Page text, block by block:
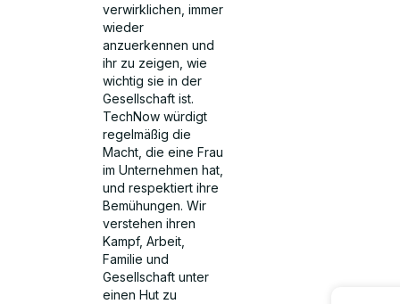
verwirklichen, immer
wieder
anzuerkennen und
ihr zu zeigen, wie
wichtig sie in der
Gesellschaft ist.
TechNow würdigt
regelmäßig die
Macht, die eine Frau
im Unternehmen hat,
und respektiert ihre
Bemühungen. Wir
verstehen ihren
Kampf, Arbeit,
Familie und
Gesellschaft unter
einen Hut zu